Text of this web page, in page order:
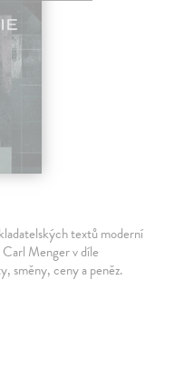
textů moderní
Menger v díle
směny, ceny a peněz.